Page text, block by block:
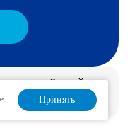
течение 6 дней.
Принять